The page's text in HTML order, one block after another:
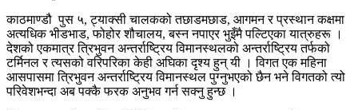
काठमाण्डौ पुस ५, ट्याक्सी चालकको तछाडमछाड, आगमन र प्रस्थान कक्षमा
अत्यधिक भीडभाड, फोहोर शौचालय, बस्न नपाएर भुइँमै पल्टिएका यात्रुहरू ।
देशको एकमात्र त्रिभुवन अन्तर्राष्ट्रिय विमानस्थलको अन्तर्राष्ट्रिय तर्फको
टर्मिनल र त्यसको वरिपरिका केही अघिका दृश्य हुन् यी । विगत एक महिना
आसपासमा त्रिभुवन अन्तर्राष्ट्रिय विमानस्थल पुग्नुभएको छैन भने विगतको त्यो
परिवेशभन्दा अब पक्कै फरक अनुभव गर्न सक्नु हुन्छ ।